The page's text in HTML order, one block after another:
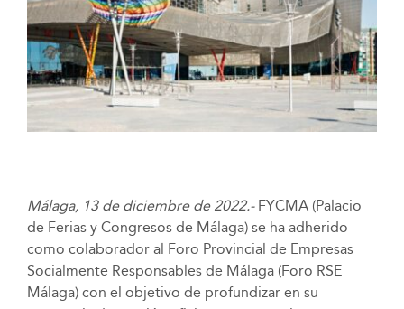
Málaga, 13 de diciembre de 2022.- FYCMA (Palacio
de Ferias y Congresos de Málaga) se ha adherido
como colaborador al Foro Provincial de Empresas
Socialmente Responsables de Málaga (Foro RSE
Málaga) con el objetivo de profundizar en su